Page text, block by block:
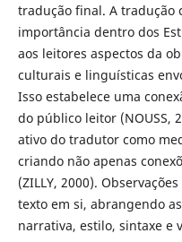
tradução final. A tradução
importância dentro dos
aos leitores aspectos da
culturais e linguísticas
Isso estabelece uma
do público leitor (NOUSS,
ativo do tradutor como
criando não apenas
(ZILLY, 2000).
texto em si, abrangendo
narrativa, estilo, sintaxe e